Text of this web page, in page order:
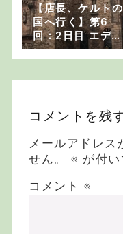
【店長、ケルトの
国へ行く】第6
回：2日目 エディ
ンバラ城【一番の
観光スポット】
コメントを残
メールアドレス
せん。
※ が付
コメント ※